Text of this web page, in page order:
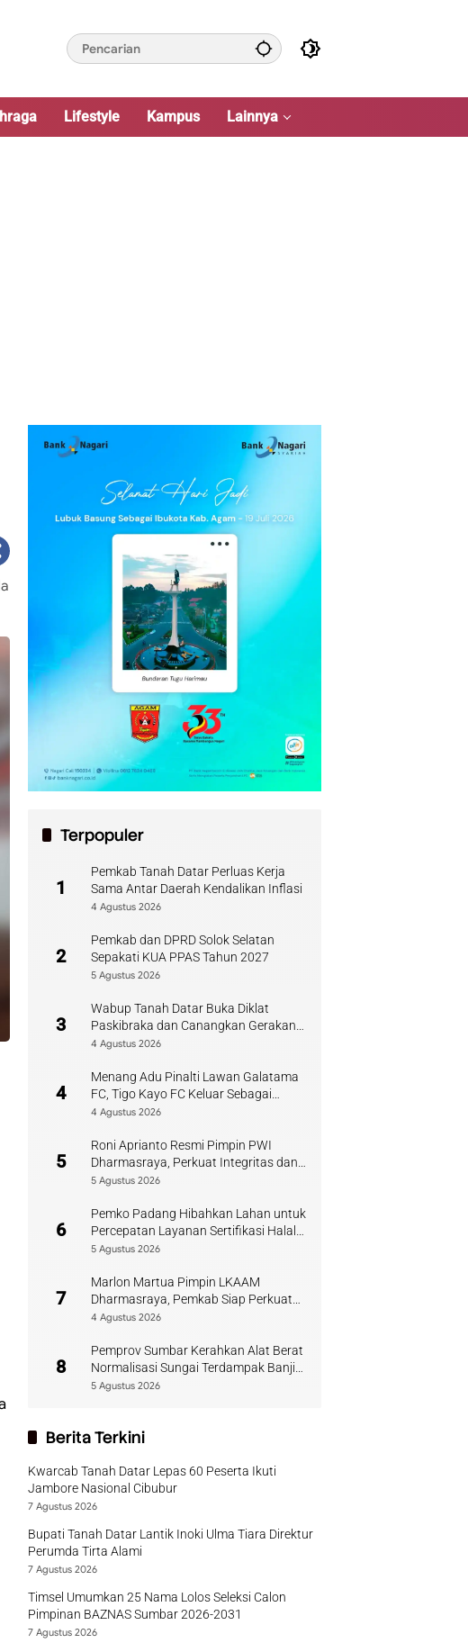
Lifestyle Kampus Lainnya
Terpopuler
1
Pemkab Tanah Datar Perluas Kerja
Sama Antar Daerah Kendalikan Inflasi
4 Agustus 2026
2
Pemkab dan DPRD Solok Selatan
Sepakati KUA PPAS Tahun 2027
5 Agustus 2026
3
Wabup Tanah Datar Buka Diklat
Paskibraka dan Canangkan Gerakan
Bendera
4 Agustus 2026
4
Menang Adu Pinalti Lawan Galatama
FC, Tigo Kayo FC Keluar Sebagai
Juara Piala Walikota Payakumbuh
4 Agustus 2026
5
Roni Aprianto Resmi Pimpin PWI
Dharmasraya, Perkuat Integritas dan
Kompetensi Jurnalis
5 Agustus 2026
6
Pemko Padang Hibahkan Lahan untuk
Percepatan Layanan Sertifikasi Halal
di Sumbar
5 Agustus 2026
7
Marlon Martua Pimpin LKAAM
Dharmasraya, Pemkab Siap Perkuat
Sinergi Adat
4 Agustus 2026
8
Pemprov Sumbar Kerahkan Alat Berat
Normalisasi Sungai Terdampak Banjir
Kuranji
5 Agustus 2026
Berita Terkini
Kwarcab Tanah Datar Lepas 60 Peserta Ikuti
Jambore Nasional Cibubur
7 Agustus 2026
Bupati Tanah Datar Lantik Inoki Ulma Tiara Direktur
Perumda Tirta Alami
7 Agustus 2026
Timsel Umumkan 25 Nama Lolos Seleksi Calon
Pimpinan BAZNAS Sumbar 2026-2031
7 Agustus 2026